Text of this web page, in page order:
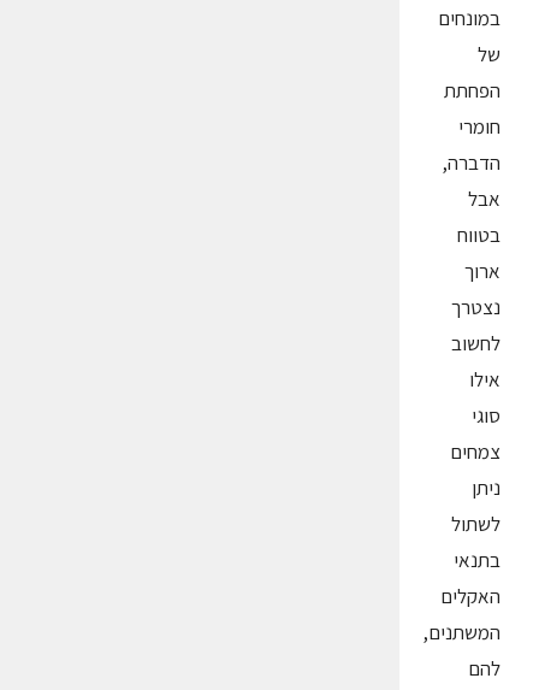
במונחים
של
הפחתת
חומרי
הדברה,
אבל
בטווח
ארוך
נצטרך
לחשוב
אילו
סוגי
צמחים
ניתן
לשתול
בתנאי
האקלים
המשתנים,
להם